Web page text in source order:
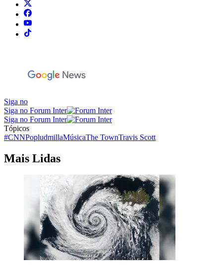
Siga no
Siga no Forum Inter
Siga no Forum Inter
Tópicos
#CNNPopludmillaMúsicaThe TownTravis Scott
Mais Lidas